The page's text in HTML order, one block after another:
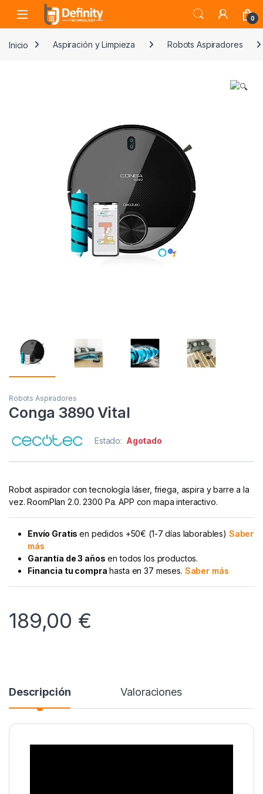
Skip to navigation
Skip to content
Open 0
Inicio Aspiración y Limpieza Robots Aspiradores
Robots Aspiradores
Conga 3890 Vital
Estado: Agotado
Robot aspirador con tecnología láser, friega, aspira y barre a la
vez. RoomPlan 2.0. 2300 Pa. APP con mapa interactivo.
Envío Gratisen pedidos +50€ (1-7 días laborables) Saber
más
Garantía de 3 años en todos los productos.
Financia tu compra hasta en 37 meses. Saber más
189,00 €
Descripción Valoraciones